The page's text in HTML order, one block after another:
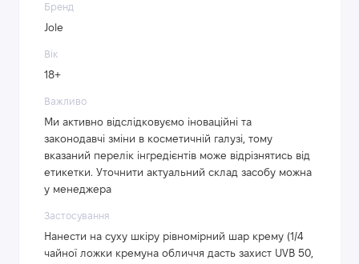
Бренд
Jole
Вік
18+
Важливо
Ми активно відслідковуємо іноваційні та
законодавчі зміни в косметичній галузі, тому
вказаний перелік інгредієнтів може відрізнятись від
етикетки. Уточнити актуальний склад засобу можна
у менеджера
Застосування
Нанести на суху шкіру рівномірний шар крему (1/4
чайної ложки кремуна обличчя дасть захист UVB 50,